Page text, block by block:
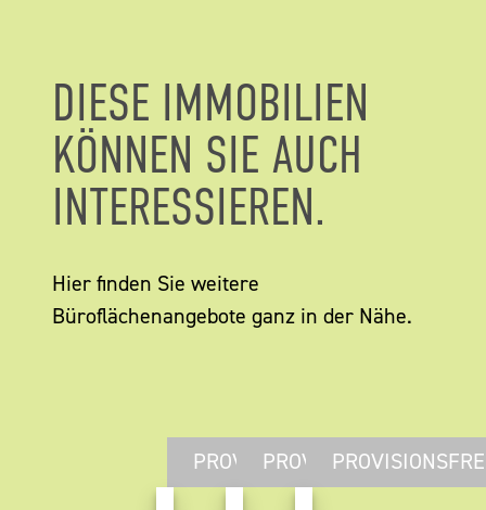
DIESE IMMOBILIEN
KÖNNEN SIE AUCH
INTERESSIEREN.
Hier finden Sie weitere
Büroflächenangebote ganz in der Nähe.
PROVISIONSFREI
PROVISIONSFREI